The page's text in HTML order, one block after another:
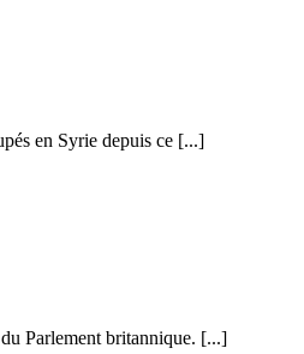
en Syrie depuis ce [...]
Parlement britannique. [...]